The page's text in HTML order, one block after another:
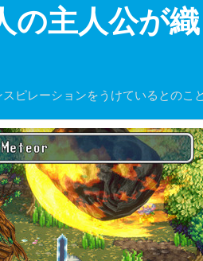
の主人公が
ピレーションをうけているとのこと